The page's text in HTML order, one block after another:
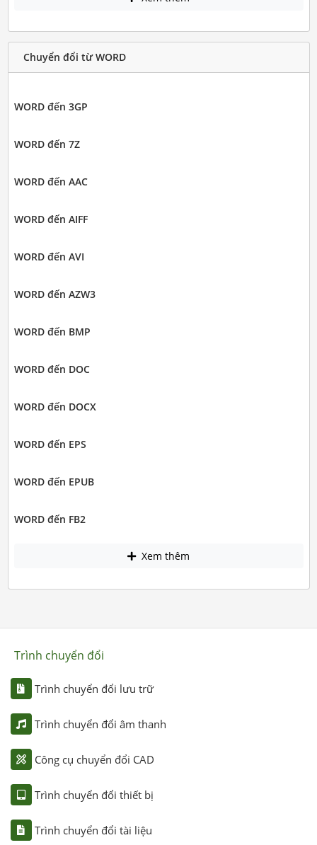
Chuyển đổi từ WORD
WORD đến 3GP
WORD đến 7Z
WORD đến AAC
WORD đến AIFF
WORD đến AVI
WORD đến AZW3
WORD đến BMP
WORD đến DOC
WORD đến DOCX
WORD đến EPS
WORD đến EPUB
WORD đến FB2
Xem thêm
Trình chuyển đổi
Trình chuyển đổi lưu trữ
Trình chuyển đổi âm thanh
Công cụ chuyển đổi CAD
Trình chuyển đổi thiết bị
Trình chuyển đổi tài liệu